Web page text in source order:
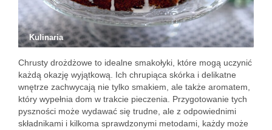
Kulinaria
Chrusty drożdżowe to idealne smakołyki, które mogą uczynić
każdą okazję wyjątkową. Ich chrupiąca skórka i delikatne
wnętrze zachwycają nie tylko smakiem, ale także aromatem,
który wypełnia dom w trakcie pieczenia. Przygotowanie tych
pyszności może wydawać się trudne, ale z odpowiednimi
składnikami i kilkoma sprawdzonymi metodami, każdy może